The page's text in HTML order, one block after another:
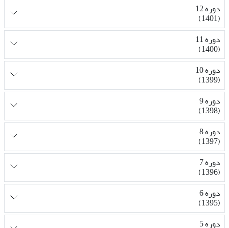
دوره 12
(1401)
دوره 11
(1400)
دوره 10
(1399)
دوره 9
(1398)
دوره 8
(1397)
دوره 7
(1396)
دوره 6
(1395)
دوره 5